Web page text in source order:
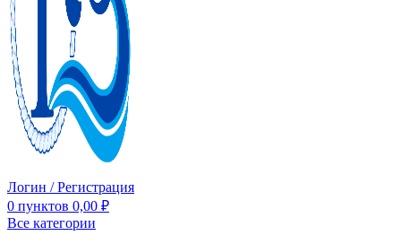
Логин / Регистрация
0 пунктов 0,00 ₽
Все категории